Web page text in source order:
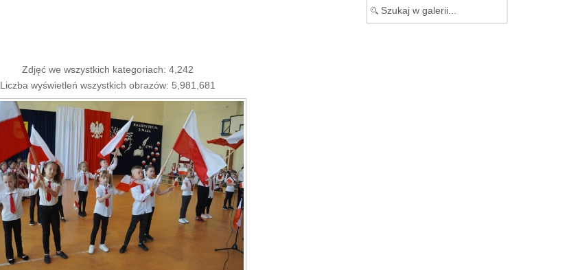
Zdjęć we wszystkich kategoriach: 4,242
Liczba wyświetleń wszystkich obrazów: 5,981,681